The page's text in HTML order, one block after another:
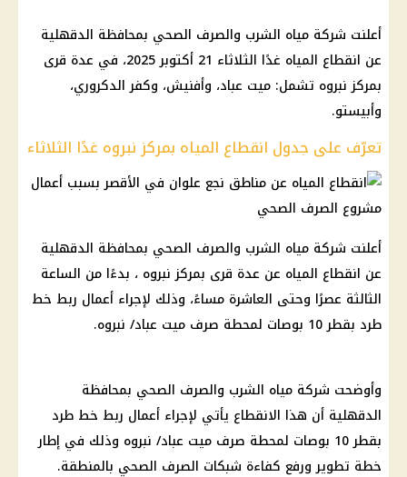
أعلنت شركة مياه الشرب والصرف الصحي بمحافظة الدقهلية
عن انقطاع المياه غدًا الثلاثاء 21 أكتوبر 2025، في عدة قرى
بمركز نبروه تشمل: ميت عباد، وأفنيش، وكفر الدكروري،
وأبيستو.
تعرّف على جدول انقطاع المياه بمركز نبروه غدًا الثلاثاء
أعلنت شركة مياه الشرب والصرف الصحي بمحافظة الدقهلية
عن انقطاع المياه عن عدة قرى بمركز نبروه ، بدءًا من الساعة
الثالثة عصرًا وحتى العاشرة مساءً، وذلك لإجراء أعمال ربط خط
طرد بقطر 10 بوصات لمحطة صرف ميت عباد/ نبروه.
وأوضحت شركة مياه الشرب والصرف الصحي بمحافظة
الدقهلية أن هذا الانقطاع يأتي لإجراء أعمال ربط خط طرد
بقطر 10 بوصات لمحطة صرف ميت عباد/ نبروه وذلك في إطار
خطة تطوير ورفع كفاءة شبكات الصرف الصحي بالمنطقة.